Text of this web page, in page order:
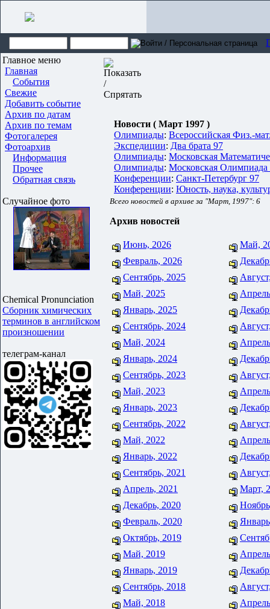
Главное меню
Главная
События
Свежие
Добавить событие
Архив по датам
Архив по темам
Фотогалерея
Фотоархив
Информация
Прочее
Обратная связь
Случайное фото
Chemical Pronunciation
Сборник химических
терминов в английском
произношении
телеграм-канал
Новости ( Март 1997 )
Олимпиады: Всероссийская Физ.-
Экспедиции: Два брата 97
Олимпиады: Московская
Олимпиады: Московская
Конференции: Санкт-Петербург 97
Конференции: Юность, наука,
Всего новостей в архиве за "Март, 1997": 6
Архив новостей
Июнь, 2026
Май,
Февраль, 2026
Сентябрь, 2025
Май, 2025
Январь, 2025
Сентябрь, 2024
Май, 2024
Январь, 2024
Сентябрь, 2023
Май, 2023
Январь, 2023
Сентябрь, 2022
Май, 2022
Январь, 2022
Сентябрь, 2021
Апрель, 2021
Март,
Декабрь, 2020
Февраль, 2020
Октябрь, 2019
Май, 2019
Январь, 2019
Сентябрь, 2018
Май, 2018